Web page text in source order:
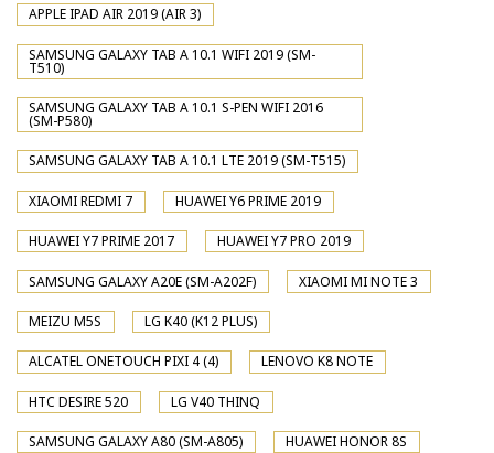
APPLE IPAD AIR 2019 (AIR 3)
SAMSUNG GALAXY TAB A 10.1 WIFI 2019 (SM-
T510)
SAMSUNG GALAXY TAB A 10.1 S-PEN WIFI 2016
(SM-P580)
SAMSUNG GALAXY TAB A 10.1 LTE 2019 (SM-T515)
XIAOMI REDMI 7 HUAWEI Y6 PRIME 2019
HUAWEI Y7 PRIME 2017 HUAWEI Y7 PRO 2019
SAMSUNG GALAXY A20E (SM-A202F) XIAOMI MI NOTE 3
MEIZU M5S LG K40 (K12 PLUS)
ALCATEL ONETOUCH PIXI 4 (4) LENOVO K8 NOTE
HTC DESIRE 520 LG V40 THINQ
SAMSUNG GALAXY A80 (SM-A805) HUAWEI HONOR 8S